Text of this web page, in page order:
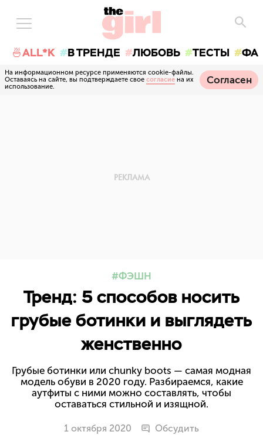
🍜ALL*K В ТРЕНДЕ ЛЮБОВЬ ТЕСТЫ
На информационном ресурсе применяются cookie-файлы.
Оставаясь на сайте, вы подтверждаете свое согласие на их
использование.
Согласен
ФЭШН
Тренд: 5 способов носить
грубые ботинки и выглядеть
женственно
Грубые ботинки или chunky boots — самая модная
модель обуви в 2020 году. Разбираемся, какие
аутфиты с ними можно составлять, чтобы
оставаться стильной и изящной.
1 октября 2020 Обсудить